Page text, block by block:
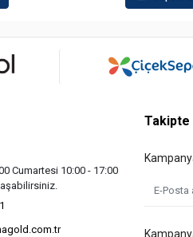
Cumartesi 10:00 - 17:00
Takipte